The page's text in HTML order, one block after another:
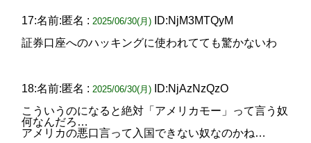
17:名前:匿名 : 2025/06/30(月)
ID:NjM3MTQyM
証券口座へのハッキングに使われてても驚かないわ
18:名前:匿名 : 2025/06/30(月)
ID:NjAzNzQzO
こういうのになると絶対「アメリカモー」って言う奴
何なんだろ…
アメリカの悪口言って入国できない奴なのかね…